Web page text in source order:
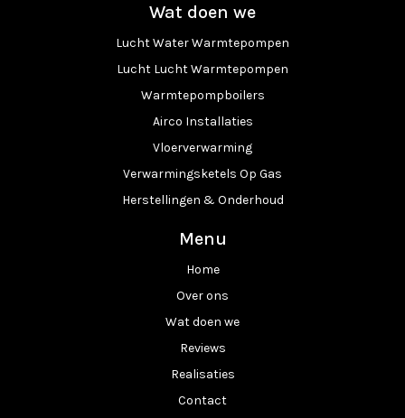
Wat doen we
Lucht Water Warmtepompen
Lucht Lucht Warmtepompen
Warmtepompboilers
Airco Installaties
Vloerverwarming
Verwarmingsketels Op Gas
Herstellingen & Onderhoud
Menu
Home
Over ons
Wat doen we
Reviews
Realisaties
Contact